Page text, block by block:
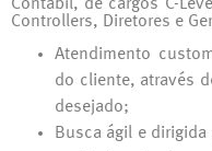
Contábil, de cargos C-
Controllers, Diretores e
Atendimento
do cliente, através
desejado;
Busca ágil e